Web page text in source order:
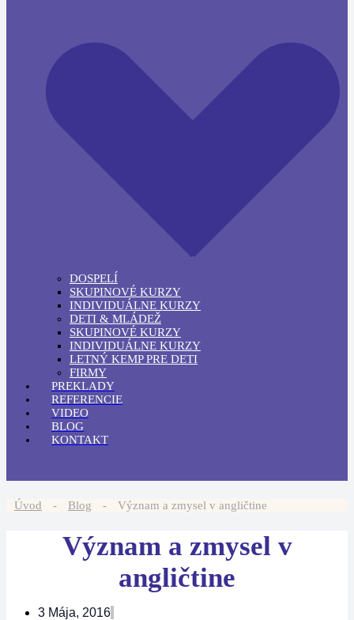
DOSPELÍ
SKUPINOVÉ KURZY
INDIVIDUÁLNE KURZY
DETI & MLÁDEŽ
SKUPINOVÉ KURZY
INDIVIDUÁLNE KURZY
LETNÝ KEMP PRE DETI
FIRMY
PREKLADY
REFERENCIE
VIDEO
BLOG
KONTAKT
Úvod - Blog - Význam a zmysel v angličtine
Význam a zmysel v
angličtine
3 Mája, 2016